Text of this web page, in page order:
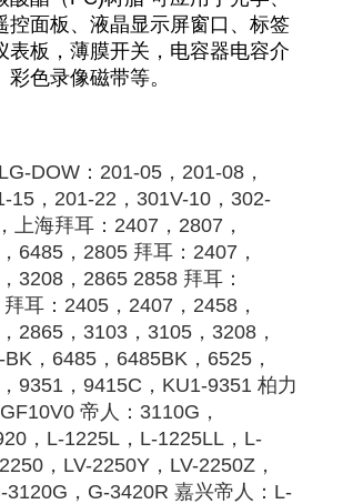
控面板、液晶显示屏窗口、标签
表板，薄膜开关，电容器电容介
彩色录像磁带等。
LG-DOW：201-05，201-08，
15，201-22，301V-10，302-
上海拜耳 ：2407，2807，
6485， 2805 拜耳 ：2407，
，3208，2865 2858 拜耳 ：
拜耳 ：2405，2407，2458，
2865，3103，3105，3208，
，6485，6485BK，6525，
9351，9415C，KU1-9351 柏力
帝人：3110G，
，L-1225L，L-1225LL，L-
，LV-2250Y，LV-2250Z，
3120G，G-3420R 嘉兴帝人：L-